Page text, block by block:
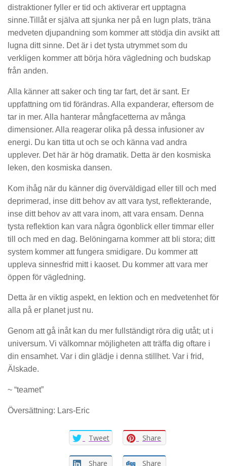
distraktioner fyller er tid och aktiverar ert upptagna
sinne.Tillåt er själva att sjunka ner på en lugn plats, träna
medveten djupandning som kommer att stödja din avsikt att
lugna ditt sinne. Det är i det tysta utrymmet som du
verkligen kommer att börja höra vägledning och budskap
från anden.
Alla känner att saker och ting tar fart, det är sant. Er
uppfattning om tid förändras. Alla expanderar, eftersom de
tar in mer. Alla hanterar mångfacetterna av många
dimensioner. Alla reagerar olika på dessa infusioner av
energi. Du kan titta ut och se och känna vad andra
upplever. Det här är hög dramatik. Detta är den kosmiska
leken, den kosmiska dansen.
Kom ihåg när du känner dig överväldigad eller till och med
deprimerad, inse ditt behov av att vara tyst, reflekterande,
inse ditt behov av att vara inom, att vara ensam. Denna
tysta reflektion kan vara några ögonblick eller timmar eller
till och med en dag. Belöningarna kommer att bli stora; ditt
system kommer att fungera smidigare. Du kommer att
uppleva sinnesfrid mitt i kaoset. Du kommer att vara mer
öppen för vägledning.
Detta är en viktig aspekt, en lektion och en medvetenhet för
alla på er planet just nu.
Genom att gå inåt kan du mer fullständigt röra dig utåt; ut i
universum. Vi välkomnar möjligheten att träffa dig oftare i
din ensamhet. Var i din glädje i denna stillhet. Var i frid,
Älskade.
~ “teamet”
Översättning: Lars-Eric
Tweet Share
Share Share